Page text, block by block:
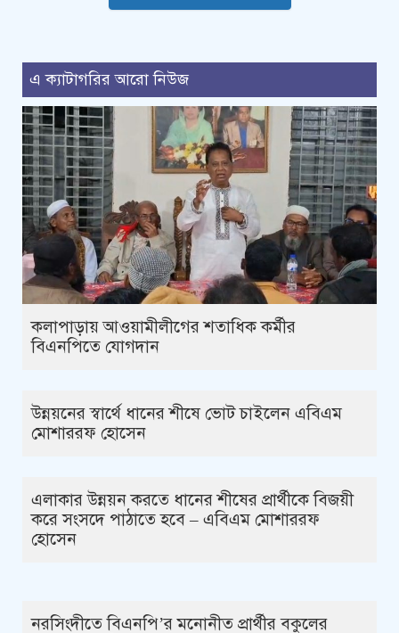
এ ক্যাটাগরির আরো নিউজ
কলাপাড়ায় আওয়ামীলীগের শতাধিক কর্মীর
বিএনপিতে যোগদান
উন্নয়নের স্বার্থে ধানের শীষে ভোট চাইলেন এবিএম
মোশাররফ হোসেন
এলাকার উন্নয়ন করতে ধানের শীষের প্রার্থীকে বিজয়ী
করে সংসদে পাঠাতে হবে – এবিএম মোশাররফ
হোসেন
নরসিংদীতে বিএনপি’র মনোনীত প্রার্থীর বকুলের